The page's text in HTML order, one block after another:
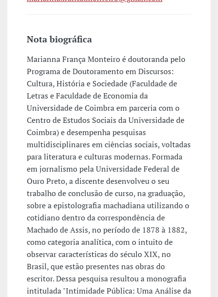
Nota biográfica
Marianna França Monteiro é doutoranda pelo
Programa de Doutoramento em Discursos:
Cultura, História e Sociedade (Faculdade de
Letras e Faculdade de Economia da
Universidade de Coimbra em parceria com o
Centro de Estudos Sociais da Universidade de
Coimbra) e desempenha pesquisas
multidisciplinares em ciências sociais, voltadas
para literatura e culturas modernas. Formada
em jornalismo pela Universidade Federal de
Ouro Preto, a discente desenvolveu o seu
trabalho de conclusão de curso, na graduação,
sobre a epistolografia machadiana utilizando o
cotidiano dentro da correspondência de
Machado de Assis, no período de 1878 à 1882,
como categoria analítica, com o intuito de
observar características do século XIX, no
Brasil, que estão presentes nas obras do
escritor. Dessa pesquisa resultou a monografia
intitulada "Intimidade Pública: Uma Análise da